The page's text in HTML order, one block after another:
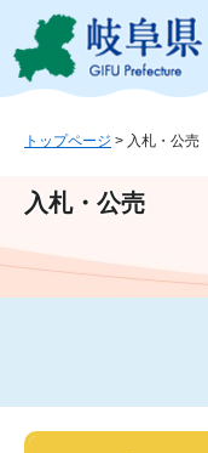
ジ
ュ
文
トップページ > 入札・公売
入札・公売